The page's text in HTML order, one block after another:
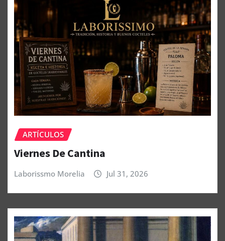
ARTÍCULOS
Viernes De Cantina
Laborissmo Morelia Jul 31, 2026